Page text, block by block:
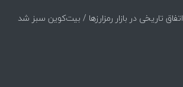
اتفاق تاریخی در بازار رمزارزها / بیت‌کوین سبز شد